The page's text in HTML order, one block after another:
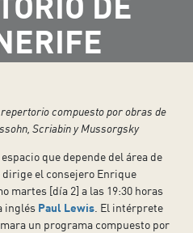
compuesto por obras de
Scriabin y Mussorgsky
que depende del área de
el consejero Enrique
martes [día 2] a las 19:30 horas
inglés Paul Lewis . El intérprete
un programa compuesto por